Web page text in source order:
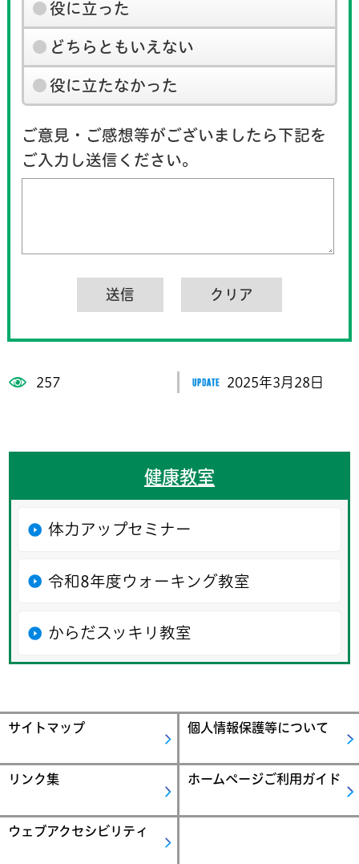
役に立った
どちらともいえない
役に立たなかった
ご意見・ご感想等がございましたら下記を
ご入力し送信ください。
257 2025年3月28日
健康教室
体力アップセミナー
令和8年度ウォーキング教室
からだスッキリ教室
サイトマップ 個人情報保護等について
リンク集 ホームページご利用ガイド
ウェブアクセシビリティ